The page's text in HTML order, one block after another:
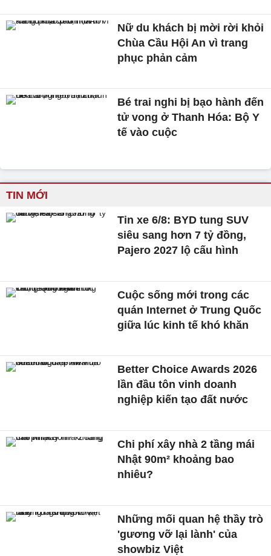
Nữ du khách bị mời rời khỏi
Chùa Cầu Hội An vì trang
phục phản cảm
Bé trai nghi bị bạo hành đến
tử vong ở Thanh Hóa: Bộ Y
tế vào cuộc
TIN MỚI
Tin xe 6/8: BYD tung SUV
siêu sang hơn 7 tỷ đồng,
Pajero 2027 lộ cấu hình
Cuộc sống mới trong các
quán Internet ở Trung Quốc
giữa lúc kinh tế khó khăn
Better Choice Awards 2026
lần đầu tôn vinh doanh
nghiệp kiến tạo đất nước
Chi phí xây nhà 2 tầng mái
Nhật 90m² khoảng bao
nhiêu?
Những mối quan hệ thầy trò
'gương vỡ lại lành' của
showbiz Việt